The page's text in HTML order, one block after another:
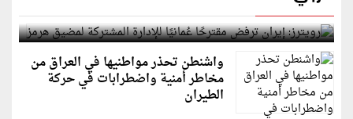
لمضيق هرمز
واشنطن تحذر مواطنيها في العراق من
مخاطر أمنية واضطرابات في حركة
الطيران